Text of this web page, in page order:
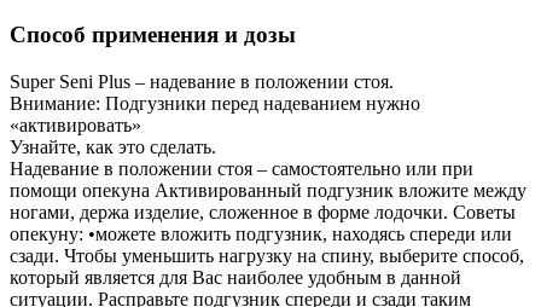
Способ применения и дозы
Super Seni Plus – надевание в положении стоя.
Внимание: Подгузники перед надеванием нужно
«активировать»
Узнайте, как это сделать.
Надевание в положении стоя – самостоятельно или при
помощи опекуна Активированный подгузник вложите между
ногами, держа изделие, сложенное в форме лодочки. Советы
опекуну: •можете вложить подгузник, находясь спереди или
сзади. Чтобы уменьшить нагрузку на спину, выберите способ,
который является для Вас наиболее удобным в данной
ситуации. Расправьте подгузник спереди и сзади таким